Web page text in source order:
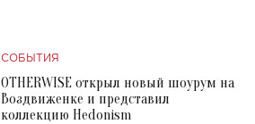
СОБЫТИЯ
OTHERWISE открыл новый шоурум на
Воздвиженке и представил
коллекцию Hedonism